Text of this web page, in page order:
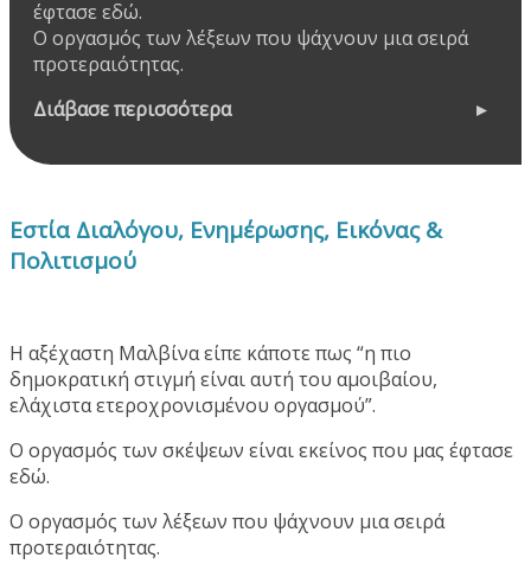
έφτασε εδώ.
Ο οργασμός των λέξεων που ψάχνουν μια σειρά
προτεραιότητας.
Διάβασε περισσότερα
Εστία Διαλόγου, Ενημέρωσης, Εικόνας &
Πολιτισμού
Η αξέχαστη Μαλβίνα είπε κάποτε πως “η πιο
δημοκρατική στιγμή είναι αυτή του αμοιβαίου,
ελάχιστα ετεροχρονισμένου οργασμού”.
Ο οργασμός των σκέψεων είναι εκείνος που μας έφτασε
εδώ.
Ο οργασμός των λέξεων που ψάχνουν μια σειρά
προτεραιότητας.